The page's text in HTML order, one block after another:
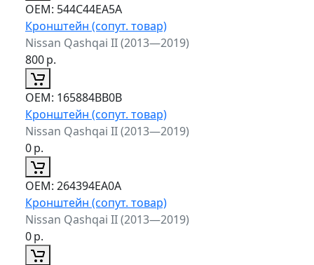
ОЕМ: 544C44EA5A
Кронштейн (сопут. товар)
Nissan Qashqai II (2013—2019)
800р.
ОЕМ: 165884BB0B
Кронштейн (сопут. товар)
Nissan Qashqai II (2013—2019)
0р.
ОЕМ: 264394EA0A
Кронштейн (сопут. товар)
Nissan Qashqai II (2013—2019)
0р.